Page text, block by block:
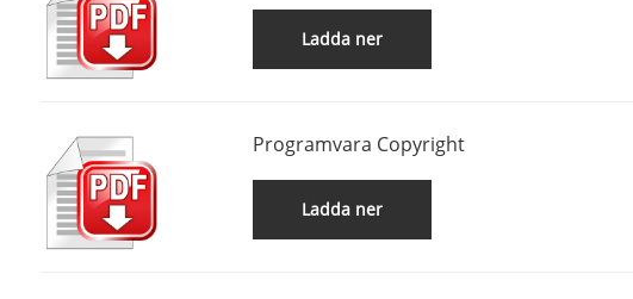
Ladda ner
Programvara Copyright
Ladda ner